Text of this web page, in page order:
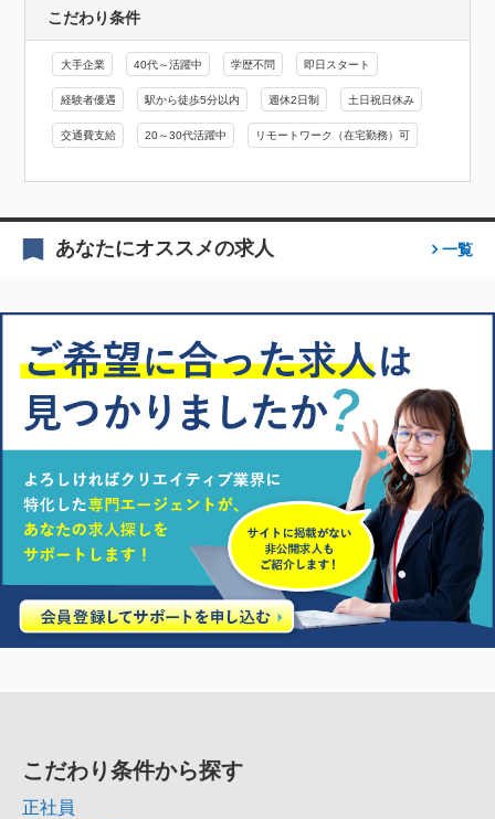
こだわり条件
大手企業 40代～活躍中 学歴不問 即日スタート
経験者優遇 駅から徒歩5分以内 週休2日制 土日祝日休み
交通費支給 20～30代活躍中 リモートワーク（在宅勤務）可
あなたにオススメの求人 一覧
こだわり条件から探す
正社員